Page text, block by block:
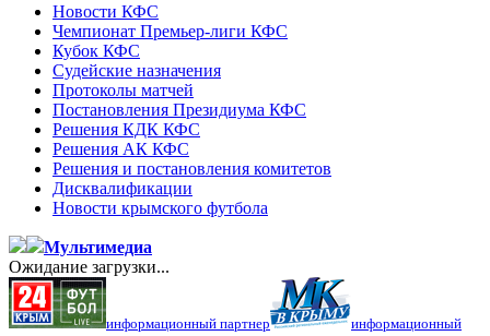
Новости КФС
Чемпионат Премьер-лиги КФС
Кубок КФС
Судейские назначения
Протоколы матчей
Постановления Президиума КФС
Решения КДК КФС
Решения АК КФС
Решения и постановления комитетов
Дисквалификации
Новости крымского футбола
Мультимедиа
Ожидание загрузки...
информационный партнер
информационный